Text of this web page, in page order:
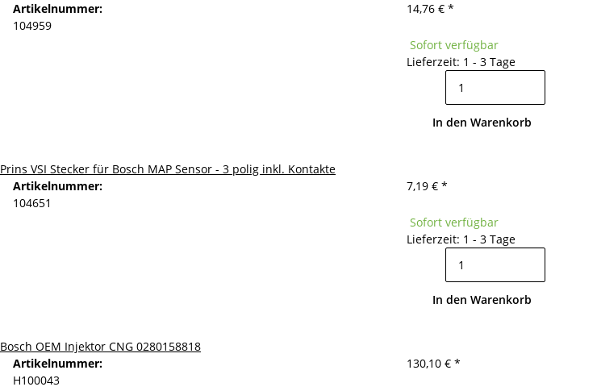
Artikelnummer:
104959
14,76 € *
Sofort verfügbar
Lieferzeit: 1 - 3 Tage
In den Warenkorb
Prins VSI Stecker für Bosch MAP Sensor - 3 polig inkl. Kontakte
Artikelnummer:
104651
7,19 € *
Sofort verfügbar
Lieferzeit: 1 - 3 Tage
In den Warenkorb
Bosch OEM Injektor CNG 0280158818
Artikelnummer:
H100043
130,10 € *